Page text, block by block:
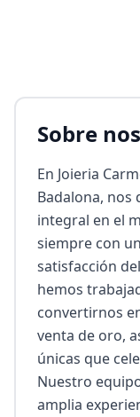
Sobre
En Joieria
Badalona, nos
integral en el
siempre con
satisfacción
hemos
convertirnos
venta de oro,
únicas que
Nuestro
amplia